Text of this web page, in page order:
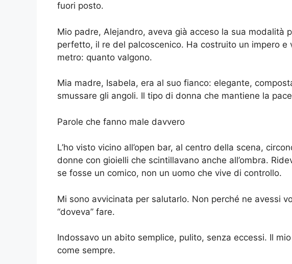
fuori posto.
Mio padre, Alejandro, aveva già acceso la sua modalità
perfetto, il re del palcoscenico. Ha costruito un impero e
metro: quanto valgono.
Mia madre, Isabela, era al suo fianco: elegante,
smussare gli angoli. Il tipo di donna che mantiene la
Parole che fanno male davvero
L’ho visto vicino all’open bar, al centro della scena,
donne con gioielli che scintillavano anche all’ombra.
se fosse un comico, non un uomo che vive di controllo.
Mi sono avvicinata per salutarlo. Non perché ne avessi
“doveva” fare.
Indossavo un abito semplice, pulito, senza eccessi. Il
come sempre.